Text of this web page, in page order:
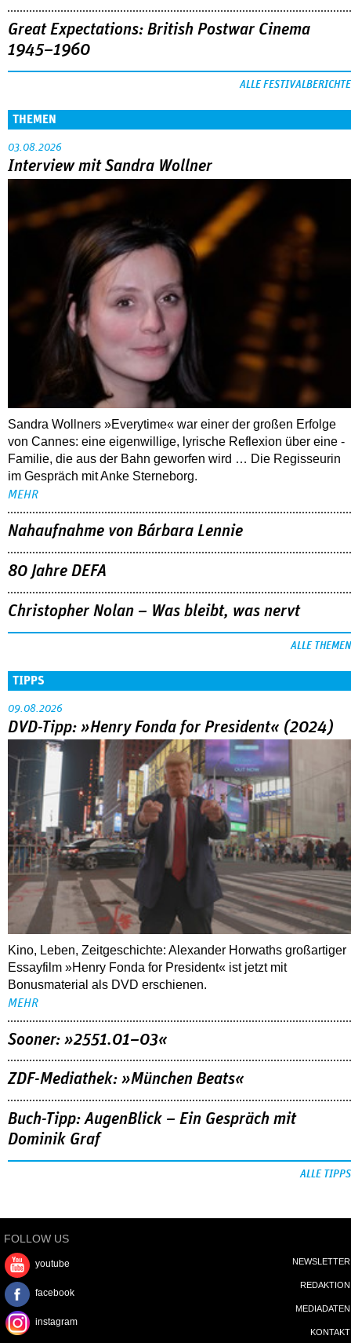
Great Expectations: British Postwar Cinema
1945–1960
ALLE FESTIVALBERICHTE
THEMEN
03.08.2026
Interview mit Sandra Wollner
Sandra Wollners »Everytime« war einer der großen Erfolge
von Cannes: eine eigenwillige, lyrische Reflexion über eine ­
Familie, die aus der Bahn geworfen wird … Die Regisseurin
im Gespräch mit Anke Sterneborg.
MEHR
Nahaufnahme von Bárbara Lennie
80 Jahre DEFA
Christopher Nolan – Was bleibt, was nervt
ALLE THEMEN
TIPPS
09.08.2026
DVD-Tipp: »Henry Fonda for President« (2024)
Kino, Leben, Zeitgeschichte: Alexander Horwaths großartiger
Essayfilm »Henry Fonda for President« ist jetzt mit
Bonusmaterial als DVD erschienen.
MEHR
Sooner: »2551.01–03«
ZDF-Mediathek: »München Beats«
Buch-Tipp: AugenBlick – Ein Gespräch mit
Dominik Graf
ALLE TIPPS
FOLLOW US
youtube
facebook
instagram
NEWSLETTER
REDAKTION
MEDIADATEN
KONTAKT